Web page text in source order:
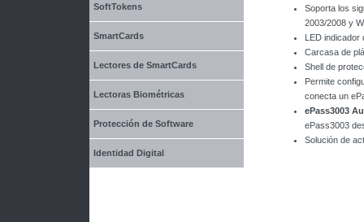
SoftTokens
SmartCards
Lectores de SmartCards
Lectoras Biométricas
Protección de Software
Identidad Digital
Soporta los
2003/2008 y
LED indicador
Carcasa de
Shell de
Permite
conecta un
ePass3003
ePass3003
Solución de